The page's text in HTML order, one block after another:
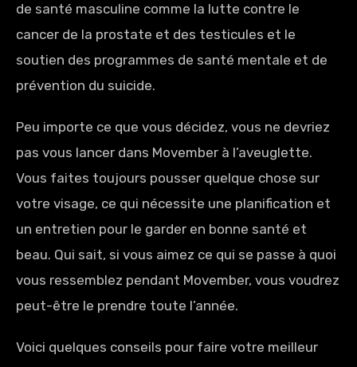
de santé masculine comme la lutte contre le
cancer de la prostate et des testicules et le
soutien des programmes de santé mentale et de
prévention du suicide.
Peu importe ce que vous décidez, vous ne devriez
pas vous lancer dans Movember à l’aveuglette.
Vous faites toujours pousser quelque chose sur
votre visage, ce qui nécessite une planification et
un entretien pour le garder en bonne santé et
beau. Qui sait, si vous aimez ce qui se passe à quoi
vous ressemblez pendant Movember, vous voudrez
peut-être le prendre toute l’année.
Voici quelques conseils pour faire votre meilleur